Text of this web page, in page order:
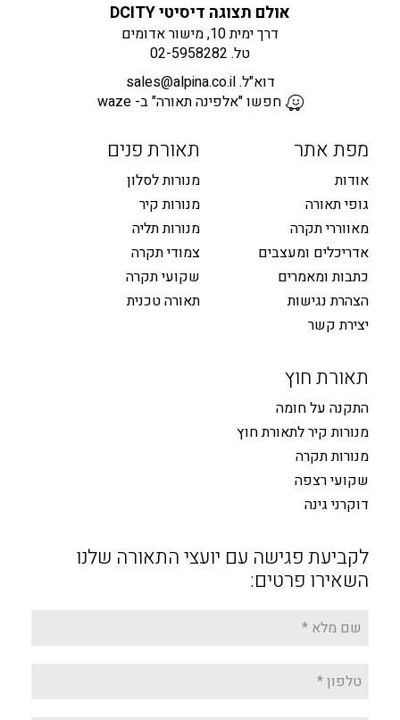
אולם תצוגה דיסיטי DCITY
דרך ימית 10, מישור אדומים
טל. 02-5958282
דוא"ל.sales@alpina.co.il
חפשו "אלפינה תאורה" ב- waze
מפת אתר
אודות
גופי תאורה
מאווררי תקרה
אדריכלים ומעצבים
כתבות ומאמרים
הצהרת נגישות
יצירת קשר
תאורת פנים
מנורות לסלון
מנורות קיר
מנורות תליה
צמודי תקרה
שקועי תקרה
תאורה טכנית
תאורת חוץ
התקנה על חומה
מנורות קיר לתאורת חוץ
מנורות תקרה
שקועי רצפה
דוקרני גינה
לקביעת פגישה עם יועצי התאורה שלנו
השאירו פרטים: